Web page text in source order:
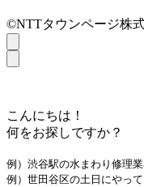
©NTTタウンページ株式
こんにちは！
何をお探しですか？
例）渋谷駅の水まわり修理
例）世田谷区の土日にやっ